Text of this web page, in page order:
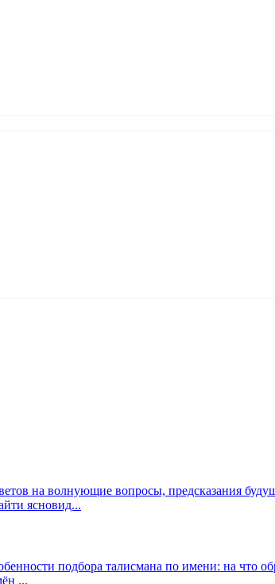
на волнующие вопросы, предсказания
ясновид...
подбора талисмана по имени: на что
...